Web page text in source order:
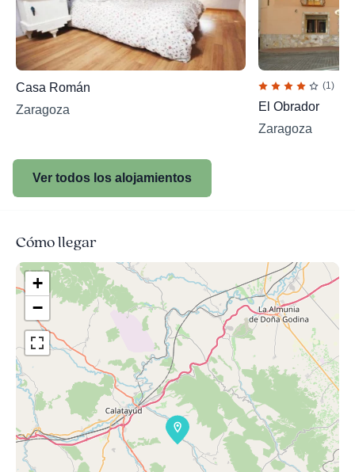
Casa Román
Zaragoza
(1)
El Obrador
Zaragoza
Ver todos los alojamientos
Cómo llegar
+
−